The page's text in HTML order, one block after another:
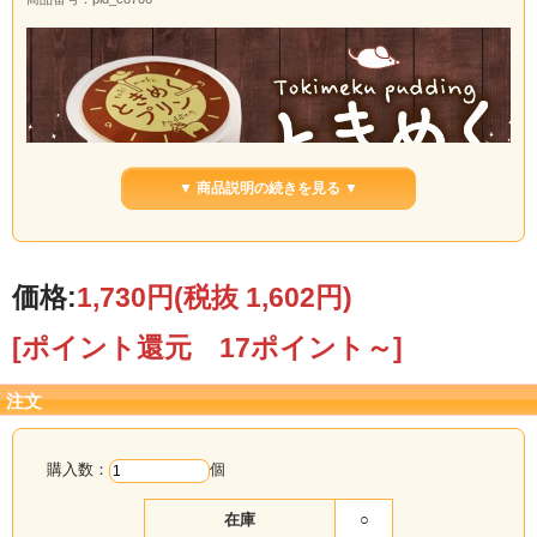
▼ 商品説明の続きを見る ▼
価格:1,730円(税抜 1,602円)
[ポイント還元 17ポイント～]
注文
購入数： 個
在庫 ○